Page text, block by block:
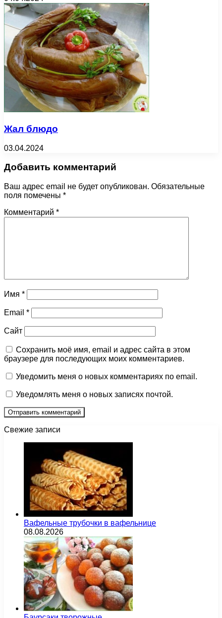
Жал блюдо
03.04.2024
Добавить комментарий
Ваш адрес email не будет опубликован. Обязательные
поля помечены *
Комментарий *
Имя *
Email *
Сайт
Сохранить моё имя, email и адрес сайта в этом
браузере для последующих моих комментариев.
Уведомить меня о новых комментариях по email.
Уведомлять меня о новых записях почтой.
Свежие записи
Вафельные трубочки в вафельнице
08.08.2026